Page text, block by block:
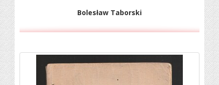
Bolesław Taborski